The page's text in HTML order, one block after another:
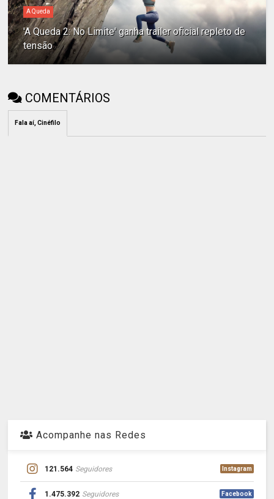
A Queda
'A Queda 2: No Limite' ganha trailer oficial repleto de
tensão
COMENTÁRIOS
Fala aí, Cinéfilo
Acompanhe nas Redes
121.564 Seguidores Instagram
1.475.392 Seguidores Facebook